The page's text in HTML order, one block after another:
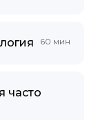
60 мин
часто